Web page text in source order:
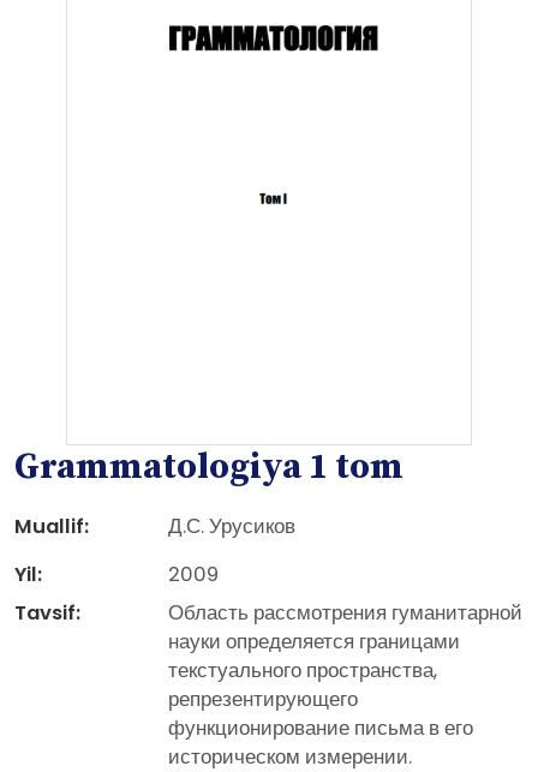
Grammatologiya 1 tom
Muallif:
Д.С. Урусиков
Yil:
2009
Tavsif:
Область рассмотрения гуманитарной
науки определяется границами
текстуального пространства,
репрезентирующего
функционирование письма в его
историческом измерении.